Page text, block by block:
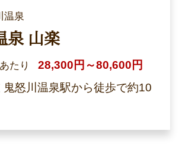
泉
泉 山楽
たり
28,300円～80,600円
鬼怒川温泉駅から徒歩で約10